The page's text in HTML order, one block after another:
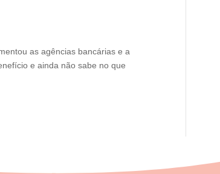
as agências bancárias e a
e ainda não sabe no que